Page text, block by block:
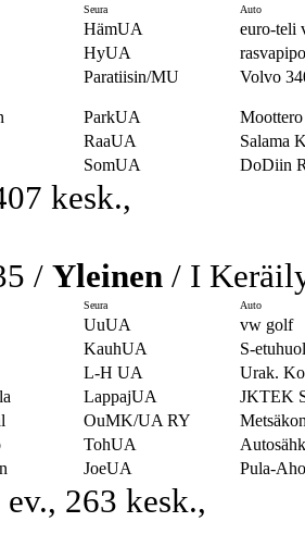
Seura
Auto
HämUA euro-teli
HyUA
Paratiisin/MU Volvo
ParkUA
RaaUA Salama
SomUA DoDiin
kesk.,
/ Yleinen / I
Seura
Auto
UuUA vw golf
KauhUA S-
L-H UA Urak.
LappajUA JKTEK
OuMK/UA RY
TohUA
JoeUA Pula-
263 kesk.,